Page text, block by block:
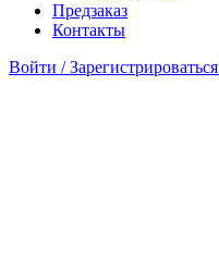
Предзаказ
Контакты
Войти / Зарегистрироваться